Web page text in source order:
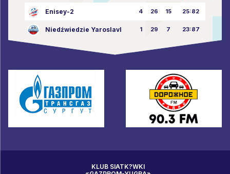
Enisey-2 4 26 15 25:82
Niedźwiedzie Yaroslavl 1 29 7 23:87
KLUB SIATK?WKI